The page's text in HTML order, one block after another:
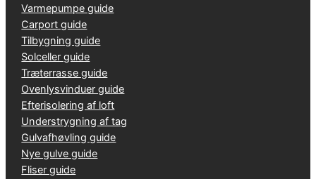
Varmepumpe guide
Carport guide
Tilbygning guide
Solceller guide
Træterrasse guide
Ovenlysvinduer guide
Efterisolering af loft
Understrygning af tag
Gulvafhøvling guide
Nye gulve guide
Fliser guide